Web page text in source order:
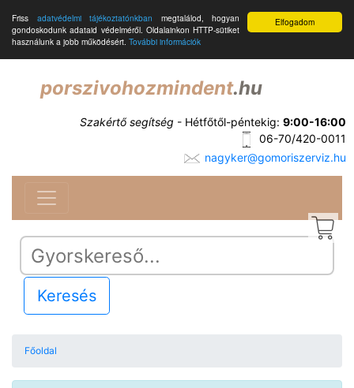
Elfogadom
Friss adatvédelmi tájékoztatónkban megtalálod, hogyan
gondoskodunk adataid védelméről. Oldalainkon HTTP-sütiket
használunk a jobb működésért. További információk
porszivohozmindent.hu
Szakértő segítség - Hétfőtől-péntekig: 9:00-16:00
06-70/420-0011
nagyker@gomoriszerviz.hu
Keresés
Főoldal